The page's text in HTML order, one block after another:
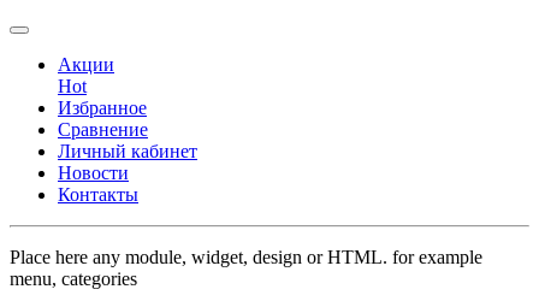
Акции
Hot
Избранное
Сравнение
Личный кабинет
Новости
Контакты
Place here any module, widget, design or HTML. for example
menu, categories